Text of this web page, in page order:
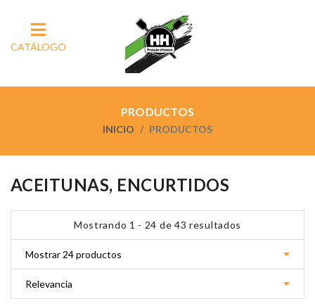
CATÁLOGO
PRODUCTOS
INICIO PRODUCTOS
ACEITUNAS, ENCURTIDOS
Mostrando 1 - 24 de 43 resultados